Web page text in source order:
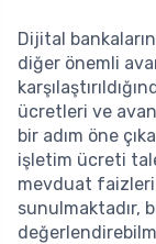
Dijital
diğer önemli
ücretleri ve
bir adım öne
işletim ücreti
mevduat
sunulmaktadır,